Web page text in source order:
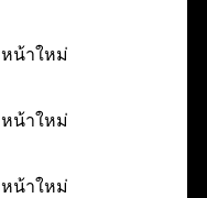
หน้าใหม่
หน้าใหม่
หน้าใหม่